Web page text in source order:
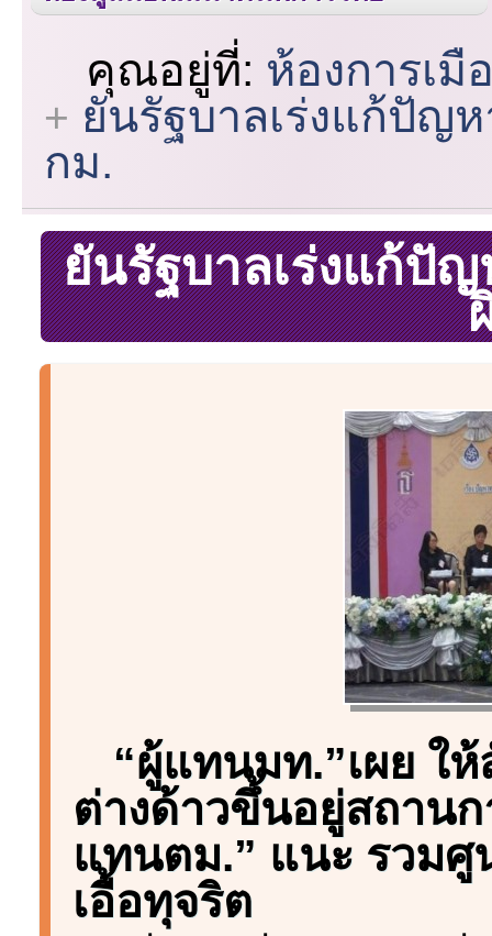
คุณอยู่ที่: ห้องการเมื
ยันรัฐบาลเร่งแก้ปัญ
กม.
ยันรัฐบาลเร่งแก้ปั
“ผู้แทนมท.”เผย ใ
ต่างด้าวขึ้นอยู่สถาน
แทนตม.” แนะ รวมศู
เอื้อทุจริต